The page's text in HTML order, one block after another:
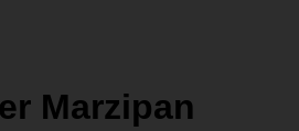
Marzipan